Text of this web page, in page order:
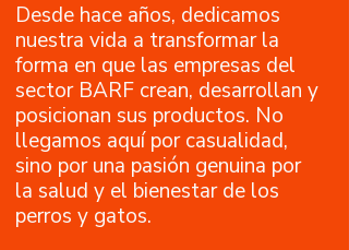
Desde hace años, dedicamos
nuestra vida a transformar la
forma en que las empresas del
sector BARF crean, desarrollan y
posicionan sus productos. No
llegamos aquí por casualidad,
sino por una pasión genuina por
la salud y el bienestar de los
perros y gatos.